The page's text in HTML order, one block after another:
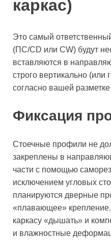
каркас)
Это самый
(ПС/CD или CW) будут
вставляются в
строго вертикально (или
согласно вашей
Фиксация
Стоечные профили не
закреплены в
части с помощью
исключением угловых
планируются дверные
«плавающее» крепление.
каркасу «дышать» и
и влажностные